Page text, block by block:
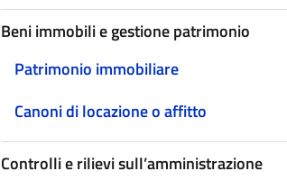
Beni immobili e gestione patrimonio
Patrimonio immobiliare
Canoni di locazione o affitto
Controlli e rilievi sull’amministrazione